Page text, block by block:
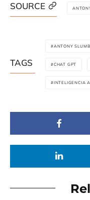
SOURCE
TAGS
ANTONY
CHAT GPT
INTELIGENCIA